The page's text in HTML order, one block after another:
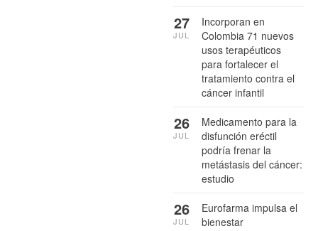
Incorporan en
Colombia 71 nuevos
usos terapéuticos
para fortalecer el
tratamiento contra el
cáncer infantil
27
JUL
Medicamento para la
disfunción eréctil
podría frenar la
metástasis del cáncer:
estudio
26
JUL
Eurofarma impulsa el
bienestar
26
JUL